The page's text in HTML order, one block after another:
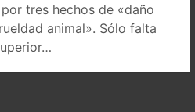
tres hechos de «daño
animal». Sólo falta